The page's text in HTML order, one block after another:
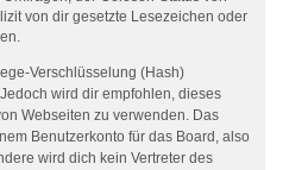
von dir gesetzte Lesezeichen oder
Verschlüsselung (Hash)
wird dir empfohlen, dieses
Webseiten zu verwenden. Das
Benutzerkonto für das Board, also
wird dich kein Vertreter des